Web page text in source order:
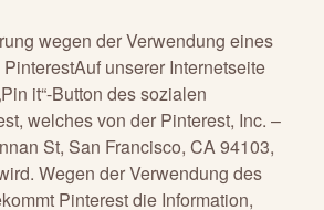
wegen der Verwendung eines
unserer Internetseite
it“-Button des sozialen
welches von der Pinterest, Inc. –
St, San Francisco, CA 94103,
Wegen der Verwendung des
Pinterest die Information,